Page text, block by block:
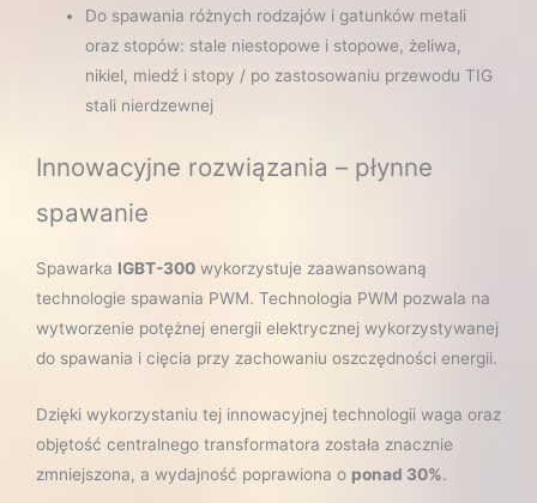
Do spawania różnych rodzajów i gatunków metali
oraz stopów: stale niestopowe i stopowe, żeliwa,
nikiel, miedź i stopy / po zastosowaniu przewodu TIG
stali nierdzewnej
Innowacyjne rozwiązania – płynne
spawanie
Spawarka IGBT-300 wykorzystuje zaawansowaną
technologie spawania PWM. Technologia PWM pozwala na
wytworzenie potężnej energii elektrycznej wykorzystywanej
do spawania i cięcia przy zachowaniu oszczędności energii.
Dzięki wykorzystaniu tej innowacyjnej technologii waga oraz
objętość centralnego transformatora została znacznie
zmniejszona, a wydajność poprawiona o ponad 30%.